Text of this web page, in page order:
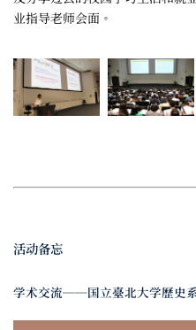
业指导老师会面。
活动备忘
学术交流──国立臺北大学歷史